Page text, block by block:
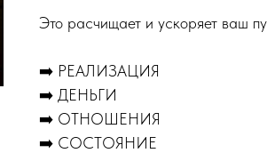
Это расчищает и ускоряет ваш
➡️ РЕАЛИЗАЦИЯ
➡️ ДЕНЬГИ
➡️ ОТНОШЕНИЯ
➡️ СОСТОЯНИЕ